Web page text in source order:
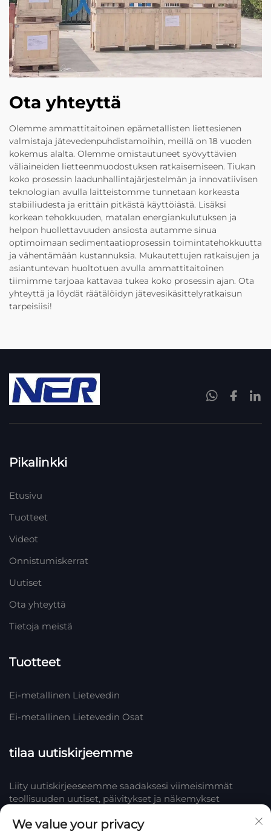
Ota yhteyttä
Olemme ammattitaitoinen epämetallisten liettesienen
valmistaja jätevedenpuhdistamoihin, meillä on 18 vuoden
kokemus alalta. Olemme omistautuneet syövyttävien
väliaineiden lietteenmuodostuksen ratkaisemiseen. Tiukan
koko prosessin laadunhallintajärjestelmän ja innovatiivisen
teknologian avulla laitteistomme tunnetaan korkeasta
stabiiliudesta ja erittäin pitkästä käyttöiästä. Lisäksi
korkean tehokkuuden, matalan energiankulutuksen ja
helpon huollettavuuden ansiosta autamme sinua
optimoimaan sedimentaatioprosessin toimintatehokkuutta
ja vähentämään kustannuksia. Mukautettujen ratkaisujen ja
asiantuntevan huoltotuen avulla ammattitaitoinen
tiimimme tarjoaa kattavaa tukea koko prosessin ajan. Ota
yhteyttä ja löydät räätälöidyn jätevesikäsittelyratkaisun
tarpeisiisi!
Pikalinkki
Etusivu
Tuotteet
Videot
Onnistumiskerrat
Uutiset
Ota yhteyttä
Tietoja meistä
Tuotteet
Ei-metallinen Lietevedin
Ei-metallinen Lietevedin Osat
tilaa uutiskirjeemme
Liity uutiskirjeeseemme saadaksesi viimeisimmät
teollisuuden uutiset, päivitykset ja näkemykset
We value your privacy